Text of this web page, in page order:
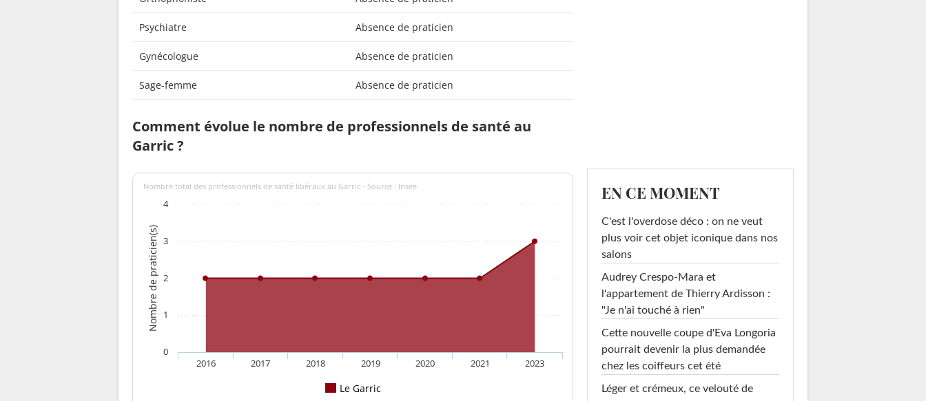
Psychiatre Absence de praticien
Gynécologue Absence de praticien
Sage-femme Absence de praticien
Comment évolue le nombre de professionnels de santé au
Garric ?
Nombre de praticien(s)
Nombre total des professionnels de santé libéraux au Garric - Source : Insee
Le Garric
2016 2017 2018 2019 2020 2021 2023
0
1
2
3
4
EN CE MOMENT
C'est l'overdose déco : on ne veut
plus voir cet objet iconique dans nos
salons
Audrey Crespo-Mara et
l'appartement de Thierry Ardisson :
"Je n'ai touché à rien"
Cette nouvelle coupe d'Eva Longoria
pourrait devenir la plus demandée
chez les coiffeurs cet été
Léger et crémeux, ce velouté de